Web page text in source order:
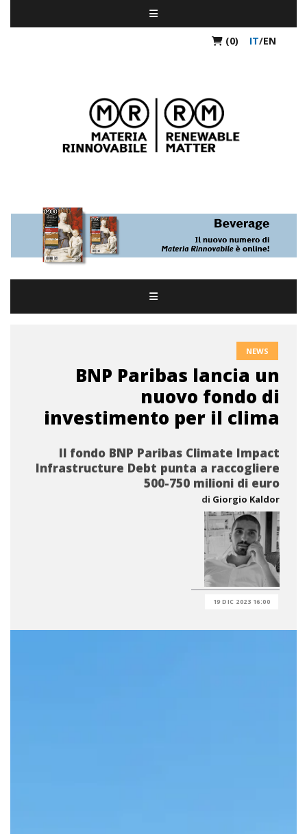
(0) IT/EN
NEWS
BNP Paribas lancia un
nuovo fondo di
investimento per il clima
Il fondo BNP Paribas Climate Impact
Infrastructure Debt punta a raccogliere
500-750 milioni di euro
di Giorgio Kaldor
19 DIC 2023 16:00